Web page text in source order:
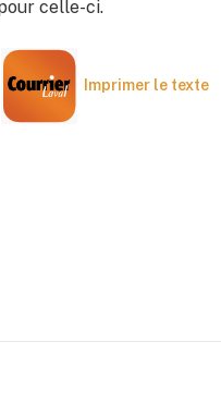
celle-ci.
Imprimer le texte